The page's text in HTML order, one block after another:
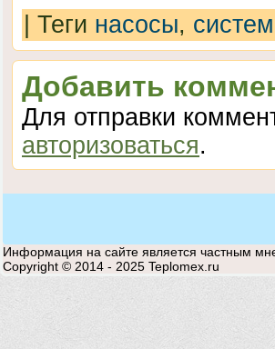
Теги насосы,
Добавить
Для отправки
авторизоваться.
Информация на сайте является частным
Copyright © 2014 - 2025 Teplomex.ru